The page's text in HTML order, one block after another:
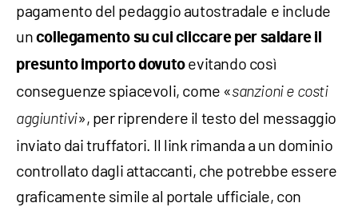
pagamento del pedaggio autostradale e include
un collegamento su cui cliccare per saldare il
presunto importo dovutoevitando così
conseguenze spiacevoli, come «sanzioni e costi
aggiuntivi», per riprendere il testo del messaggio
inviato dai truffatori. Il link rimanda a un dominio
controllato dagli attaccanti, che potrebbe essere
graficamente simile al portale ufficiale, con